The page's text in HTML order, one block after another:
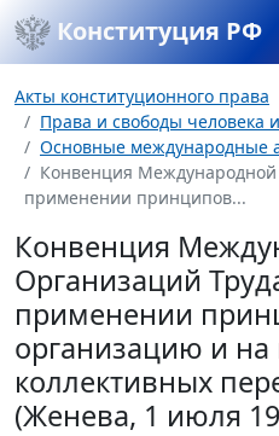
Конституция РФ
Акты конституционного права
Права и свободы человека
Основные международные
Конвенция
применении принципов...
Конвенция
Организаций
применении
организацию и на
коллективных
(Женева, 1 июля